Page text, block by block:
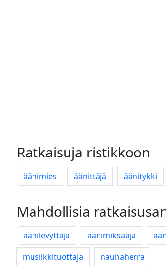
Ratkaisuja ristikkoon
äänimies äänittäjä äänitykki
Mahdollisia
äänilevyttäjä äänimiksaaja
musiikkituottaja
nauhaherra